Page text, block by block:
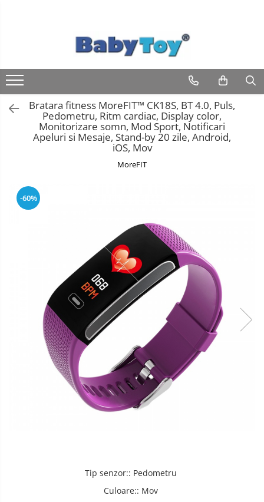
Bratara fitness MoreFIT™ CK18S, BT 4.0, Puls,
Pedometru, Ritm cardiac, Display color,
Monitorizare somn, Mod Sport, Notificari
Apeluri si Mesaje, Stand-by 20 zile, Android,
iOS, Mov
MoreFIT
-60%
Tip senzor:: Pedometru
Culoare:: Mov